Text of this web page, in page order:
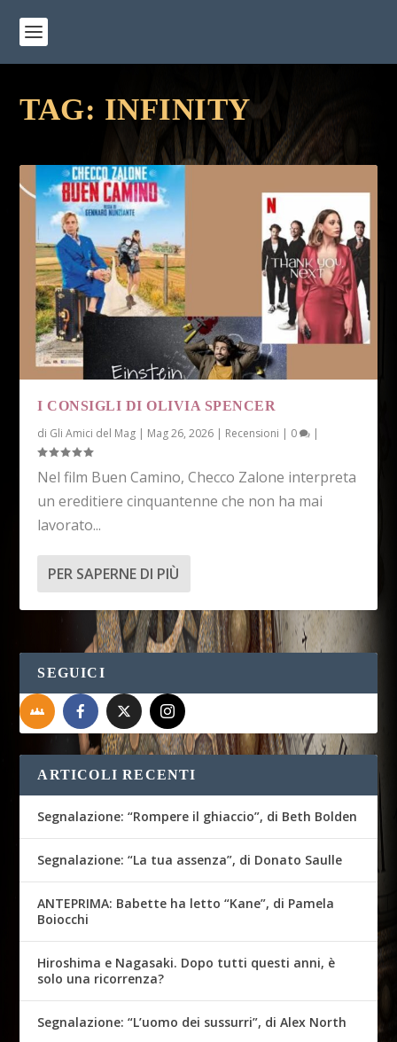
TAG: INFINITY
I CONSIGLI DI OLIVIA SPENCER
di Gli Amici del Mag | Mag 26, 2026 | Recensioni | 0 |
Nel film Buen Camino, Checco Zalone interpreta
un ereditiere cinquantenne che non ha mai
lavorato...
PER SAPERNE DI PIÙ
SEGUICI
ARTICOLI RECENTI
Segnalazione: “Rompere il ghiaccio”, di Beth Bolden
Segnalazione: “La tua assenza”, di Donato Saulle
ANTEPRIMA: Babette ha letto “Kane”, di Pamela
Boiocchi
Hiroshima e Nagasaki. Dopo tutti questi anni, è
solo una ricorrenza?
Segnalazione: “L’uomo dei sussurri”, di Alex North